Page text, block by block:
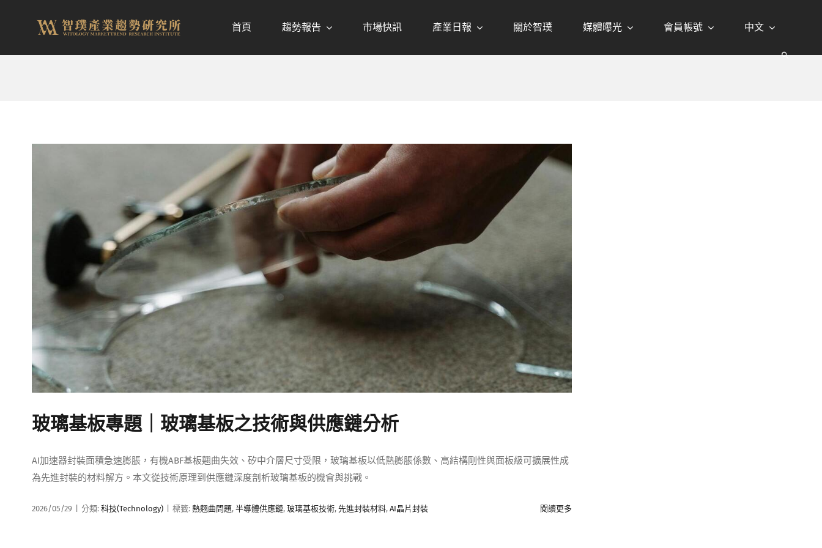
首頁 趨勢報告 市場快訊 產業日報 關於智璞 媒體曝光 會員帳號 中文
玻璃基板專題｜玻璃基板之技術與供應鏈分析
AI加速器封裝面積急速膨脹，有機ABF基板翹曲失效、矽中介層尺寸受限，玻璃基板以低熱膨脹係數、高結構剛性與面板級可擴展性成
為先進封裝的材料解方。本文從技術原理到供應鏈深度剖析玻璃基板的機會與挑戰。
2026/05/29 分類: 科技(Technology) 標籤: 熱翹曲問題, 半導體供應鏈, 玻璃基板技術, 先進封裝材料, AI晶片封裝 閱讀更多